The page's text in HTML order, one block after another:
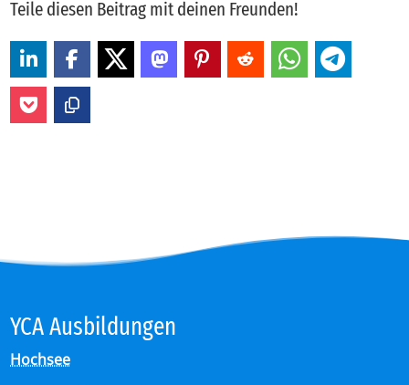
Teile diesen Beitrag mit deinen Freunden!
YCA Aus­bil­dun­gen
Hochsee